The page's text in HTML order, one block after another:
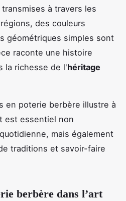
à travers les
des couleurs
géométriques simples sont
raconte une histoire
la richesse de l'héritage
en poterie berbère illustre à
est essentiel non
mais également
traditions et savoir-faire
berbère dans l’art